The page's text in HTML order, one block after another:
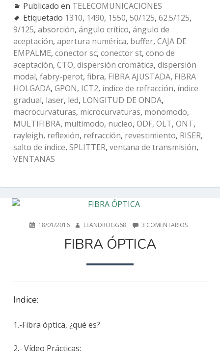
Publicado en TELECOMUNICACIONES
Etiquetado 1310, 1490, 1550, 50/125, 62.5/125,
9/125, absorción, ángulo crítico, ángulo de
aceptación, apertura numérica, buffer, CAJA DE
EMPALME, conector sc, conector st, cono de
aceptación, CTO, dispersión cromática, dispersión
modal, fabry-perot, fibra, FIBRA AJUSTADA, FIBRA
HOLGADA, GPON, ICT2, índice de refracción, índice
gradual, laser, led, LONGITUD DE ONDA,
macrocurvaturas, microcurvaturas, monomodo,
MULTIFIBRA, multimodo, nucleo, ODF, OLT, ONT,
rayleigh, reflexión, refracción, revestimiento, RISER,
salto de índice, SPLITTER, ventana de transmisión,
VENTANAS
PUBLICADO
18/01/2016 AUTORLEANDROGG68 3 COMENTARIOSEN
FIBRA ÓPTICA
Indice:
1.-Fibra óptica, ¿qué es?
2.- Vídeo Prácticas: